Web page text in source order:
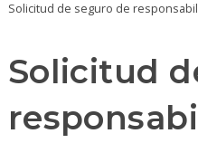
Solicitud de seguro de
Solicitud